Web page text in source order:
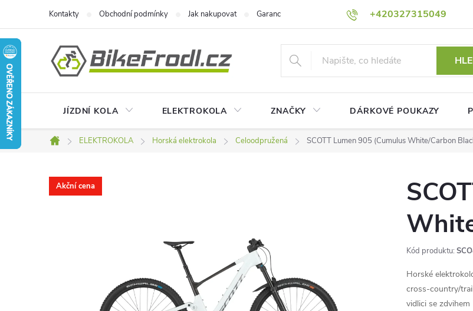
obsah
+420327315049
Kontakty Obchodní podmínky Jak nakupovat Garance nejnižší ceny! Podmínky ochrany osobních údajů
JÍZDNÍ KOLA ELEKTROKOLA ZNAČKY DÁRKOVÉ POUKAZY
Domů
ELEKTROKOLA Horská elektrokola Celoodpružená SCOTT Lumen 905 (Cumulus White/Carbon
Akční cena
Kód produktu:
Horské
cross-country/
vidlici se